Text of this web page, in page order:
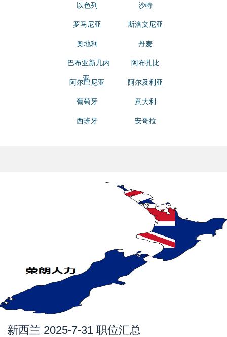
以色列 沙特
罗马尼亚 斯洛文尼亚
奥地利 丹麦
巴布亚新几内
亚
阿布扎比
阿尔巴尼亚 阿尔及利亚
葡萄牙 意大利
西班牙 安哥拉
新西兰 2025-7-31 职位汇总